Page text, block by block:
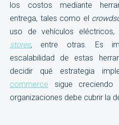
los costos mediante
entrega, tales como el
uso de vehículos
stores, entre otras. Es
escalabilidad de estas
decidir qué estrategia
commerce sigue
organizaciones debe cubrir la